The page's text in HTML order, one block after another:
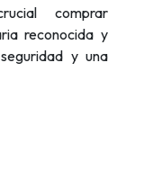
comprar
reconocida y
y una